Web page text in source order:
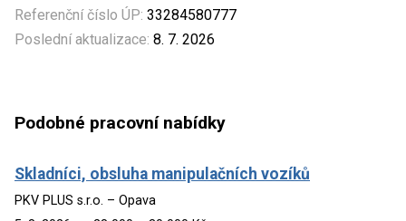
Referenční číslo ÚP: 33284580777
Poslední aktualizace: 8. 7. 2026
Podobné pracovní nabídky
Skladníci, obsluha manipulačních vozíků
PKV PLUS s.r.o. – Opava